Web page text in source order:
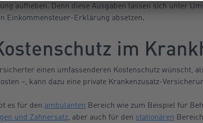
aufheben. Denn diese Ausgaben lassen sich unter
Einkommensteuer-Erklärung absetzen.
im
einen umfassenderen Kostenschutz wünscht,
–, kann dazu eine private Krankenzusatz-
es für den ambulanten Bereich wie zum Beispiel für
und Zahnersatz, aber auch für den stationären